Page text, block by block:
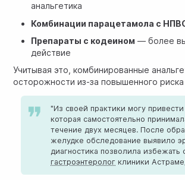
анальгетика
Комбинации парацетамола с
Препараты с кодеином — более
действие
Учитывая это, комбинированные
осторожности из-за повышенного
"Из своей практики могу
которая самостоятельно
течение двух месяцев. После
желудке обследование выявило
диагностика позволила
гастроэнтеролог клиники